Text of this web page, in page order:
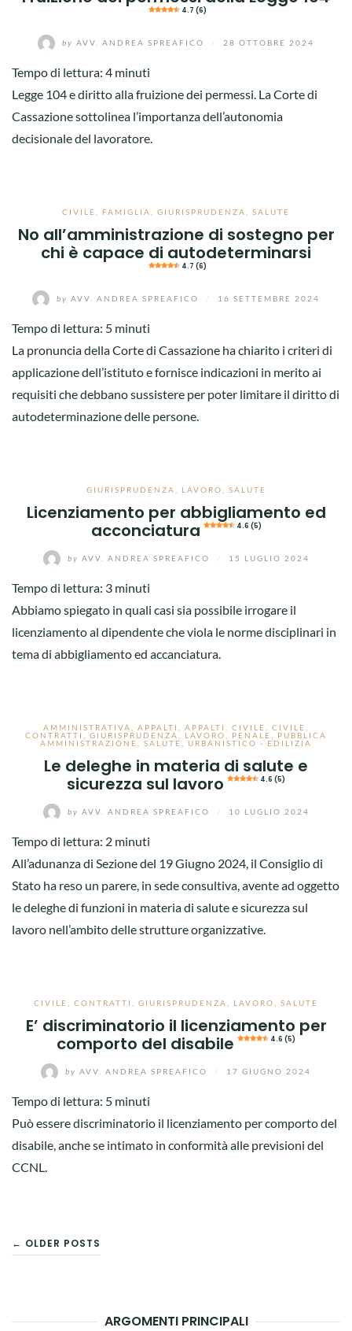
4.7 (6)
by AVV. ANDREA SPREAFICO 28 OTTOBRE 2024
Tempo di lettura: 4 minuti
Legge 104 e diritto alla fruizione dei permessi. La Corte di
Cassazione sottolinea l’importanza dell’autonomia
decisionale del lavoratore.
CIVILE FAMIGLIA GIURISPRUDENZA SALUTE
No all’amministrazione di sostegno per
chi è capace di autodeterminarsi
4.7 (6)
by AVV. ANDREA SPREAFICO 16 SETTEMBRE 2024
Tempo di lettura: 5 minuti
La pronuncia della Corte di Cassazione ha chiarito i criteri di
applicazione dell’istituto e fornisce indicazioni in merito ai
requisiti che debbano sussistere per poter limitare il diritto di
autodeterminazione delle persone.
GIURISPRUDENZA LAVORO SALUTE
Licenziamento per abbigliamento ed
acconciatura
4.6 (5)
by AVV. ANDREA SPREAFICO 15 LUGLIO 2024
Tempo di lettura: 3 minuti
Abbiamo spiegato in quali casi sia possibile irrogare il
licenziamento al dipendente che viola le norme disciplinari in
tema di abbigliamento ed accanciatura.
AMMINISTRATIVA APPALTI APPALTI CIVILE CIVILE
CONTRATTI
GIURISPRUDENZA LAVORO PENALE
PUBBLICA
AMMINISTRAZIONE
SALUTE URBANISTICO - EDILIZIA
Le deleghe in materia di salute e
sicurezza sul lavoro
4.6 (5)
by AVV. ANDREA SPREAFICO 10 LUGLIO 2024
Tempo di lettura: 2 minuti
All’adunanza di Sezione del 19 Giugno 2024, il Consiglio di
Stato ha reso un parere, in sede consultiva, avente ad oggetto
le deleghe di funzioni in materia di salute e sicurezza sul
lavoro nell’ambito delle strutture organizzative.
CIVILE CONTRATTI GIURISPRUDENZA LAVORO SALUTE
E’ discriminatorio il licenziamento per
comporto del disabile
4.6 (5)
by AVV. ANDREA SPREAFICO 17 GIUGNO 2024
Tempo di lettura: 5 minuti
Può essere discriminatorio il licenziamento per comporto del
disabile, anche se intimato in conformità alle previsioni del
CCNL.
NAVIGAZIONE
← OLDER POSTS
ARGOMENTI PRINCIPALI